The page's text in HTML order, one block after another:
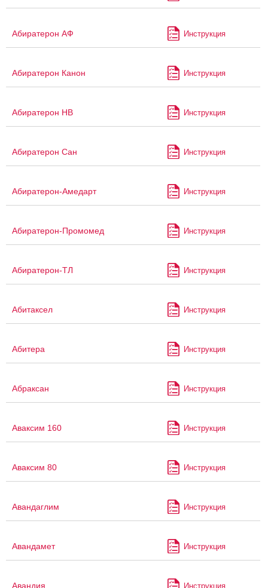
Абиратерон АФ Инструкция
Абиратерон Канон Инструкция
Абиратерон НВ Инструкция
Абиратерон Сан Инструкция
Абиратерон-Амедарт Инструкция
Абиратерон-Промомед Инструкция
Абиратерон-ТЛ Инструкция
Абитаксел Инструкция
Абитера Инструкция
Абраксан Инструкция
Аваксим 160 Инструкция
Аваксим 80 Инструкция
Авандаглим Инструкция
Авандамет Инструкция
Авандия Инструкция